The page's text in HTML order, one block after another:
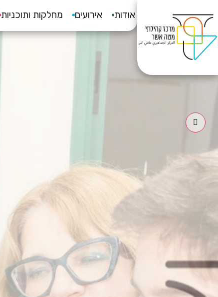
אודות אירועים מחלקות ותוכניות
מרכז קהילתי מטה אשר